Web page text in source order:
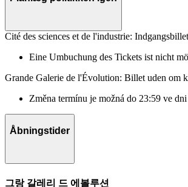
Cité des sciences et de l'industrie: Indgangsbillet
Eine Umbuchung des Tickets ist nicht
Grande Galerie de l'Évolution: Billet uden om
Změna termínu je možná do 23:59 ve
Åbningstider
그랑 갈레리 드 에볼루션